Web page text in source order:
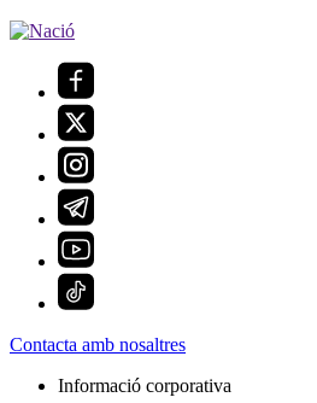
Contacta amb nosaltres
Informació corporativa